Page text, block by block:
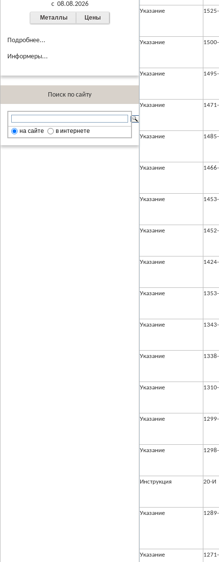
c 08.08.2026
Металлы Цены
Подробнее...
Информеры...
Поиск по сайту
на сайте в интернете
Указание
Указание
Указание
Указание
Указание
Указание
Указание
Указание
Указание
Указание
Указание
Указание
Указание
Указание
Указание
Инструкция 20-И
Указание
Указание